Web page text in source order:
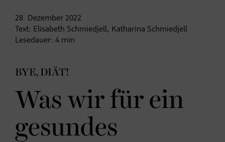
28. Dezember 2022
Text: Elisabeth Schmiedjell, Katharina Schmiedjell
Lesedauer: 4 min
BYE, DIÄT!
Was wir für ein
gesundes